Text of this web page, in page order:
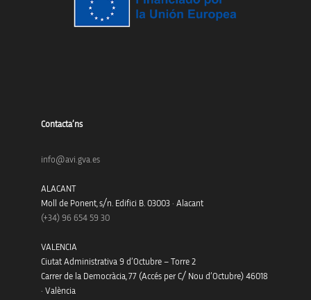
Contacta’ns
info@avi.gva.es
ALACANT
Moll de Ponent, s/n. Edifici B. 03003 · Alacant
(+34) 96 654 59 30
VALENCIA
Ciutat Administrativa 9 d’Octubre – Torre 2
Carrer de la Democràcia, 77 (Accés per C/ Nou d’Octubre) 46018
· València